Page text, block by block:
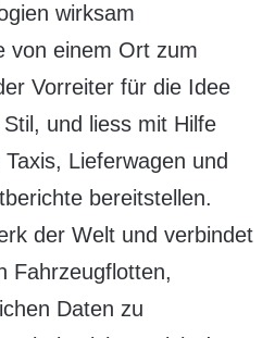
wirksam
von einem Ort zum
Vorreiter für die Idee
und liess mit Hilfe
Lieferwagen und
bereitstellen.
der Welt und verbindet
Fahrzeugflotten,
Daten zu